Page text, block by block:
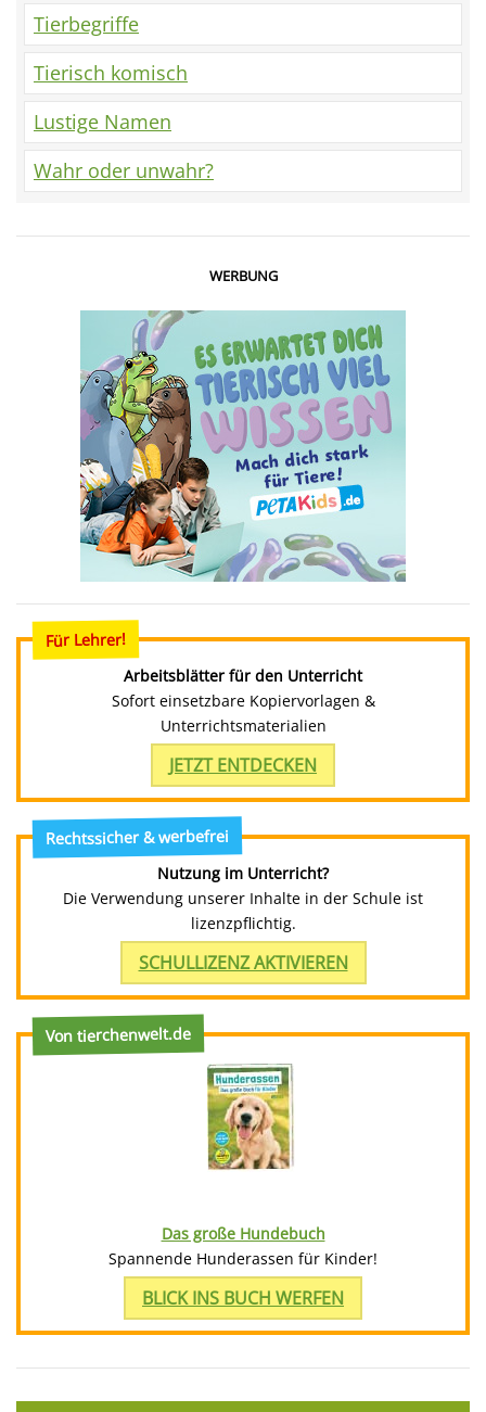
Tierbegriffe
Tierisch komisch
Lustige Namen
Wahr oder unwahr?
WERBUNG
Für Lehrer!
Arbeitsblätter für den Unterricht
Sofort einsetzbare Kopiervorlagen &
Unterrichtsmaterialien
JETZT ENTDECKEN
Rechtssicher & werbefrei
Nutzung im Unterricht?
Die Verwendung unserer Inhalte in der Schule ist
lizenzpflichtig.
SCHULLIZENZ AKTIVIEREN
Von tierchenwelt.de
Das große Hundebuch
Spannende Hunderassen für Kinder!
BLICK INS BUCH WERFEN